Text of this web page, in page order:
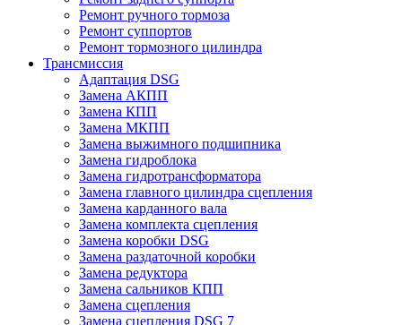
Ремонт ручного тормоза
Ремонт суппортов
Ремонт тормозного цилиндра
Трансмиссия
Адаптация DSG
Замена АКПП
Замена КПП
Замена МКПП
Замена выжимного подшипника
Замена гидроблока
Замена гидротрансформатора
Замена главного цилиндра сцепления
Замена карданного вала
Замена комплекта сцепления
Замена коробки DSG
Замена раздаточной коробки
Замена редуктора
Замена сальников КПП
Замена сцепления
Замена сцепления DSG 7